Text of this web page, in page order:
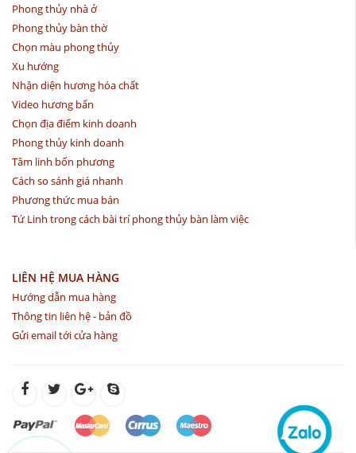
Phong thủy nhà ở
Phong thủy bàn thờ
Chọn màu phong thủy
Xu hướng
Nhận diện hương hóa chất
Video hương bẩn
Chọn địa điểm kinh doanh
Phong thủy kinh doanh
Tâm linh bốn phương
Cách so sánh giá nhanh
Phương thức mua bán
Tứ Linh trong cách bài trí phong thủy bàn làm việc
LIÊN HỆ MUA HÀNG
Hướng dẫn mua hàng
Thông tin liên hệ - bản đồ
Gửi email tới cửa hàng